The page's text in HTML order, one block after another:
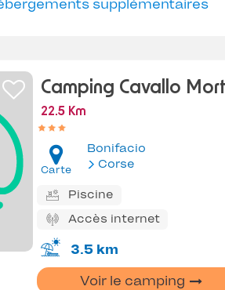
supplémentaires
Camping Cavallo
22.5 Km
Carte
Bonifacio
Corse
Piscine
Accès internet
3.5 km
Voir le camping